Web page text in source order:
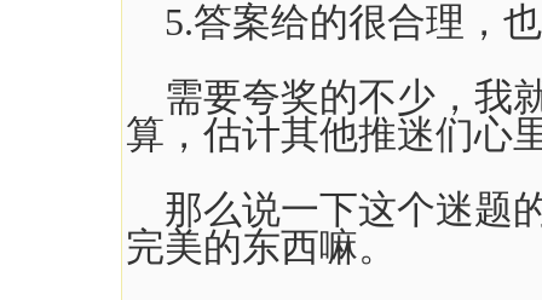
5.答案给的很合理，
需要夸奖的不少，我
算，估计其他推迷们心
那么说一下这个迷题
完美的东西嘛。